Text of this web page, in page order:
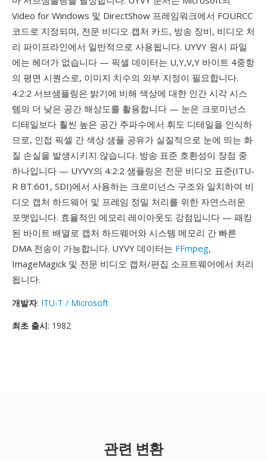
Video for Windows 및 DirectShow 프레임워크에서 FOURCC
코드로 지정되며, 전문 비디오 캡처 카드, 방송 장비, 비디오 처
리 파이프라인에서 일반적으로 사용됩니다. UYVY 원시 파일
에는 헤더가 없습니다 — 픽셀 데이터는 U,Y,V,Y 바이트 4중항
의 평면 시퀀스로, 이미지 치수의 외부 지정이 필요합니다.
4:2:2 서브샘플링은 밝기에 비해 색상에 대한 인간 시각 시스
템의 더 낮은 공간 해상도를 활용합니다 — 눈은 크로미넌스
디테일보다 훨씬 높은 공간 주파수에서 휘도 디테일을 인식하
므로, 인접 픽셀 간 색상 샘플 공유가 실질적으로 눈에 띄는 화
질 손실을 발생시키지 않습니다. 방송 표준 호환성이 장점 중
하나입니다 — UYVY의 4:2:2 샘플링은 전문 비디오 표준(ITU-
R BT.601, SDI)에서 사용하는 크로미넌스 구조와 일치하여 비
디오 캡처 하드웨어 및 프레임 정밀 처리를 위한 자연스러운
포맷입니다. 효율적인 메모리 레이아웃도 강점입니다 — 패킹
된 바이트 배열로 캡처 하드웨어와 시스템 메모리 간 빠른
DMA 전송이 가능합니다. UYVY 데이터는 FFmpeg,
ImageMagick 및 전문 비디오 캡처/편집 소프트웨어에서 처리
됩니다.
개발자: ITU-T / Microsoft
최초 출시: 1982
관련 변환